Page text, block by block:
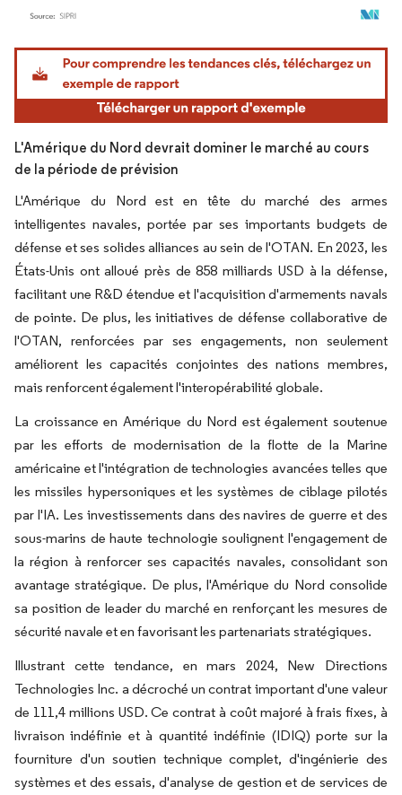
Image © Mordor Intelligence. La réutilisation nécessite une attribution sous CC BY
L'Amérique du Nord devrait dominer le marché au cours
de la période de prévision
L'Amérique du Nord est en tête du marché des armes
intelligentes navales, portée par ses importants budgets de
défense et ses solides alliances au sein de l'OTAN. En 2023, les
États-Unis ont alloué près de 858 milliards USD à la défense,
facilitant une R&D étendue et l'acquisition d'armements navals
de pointe. De plus, les initiatives de défense collaborative de
l'OTAN, renforcées par ses engagements, non seulement
améliorent les capacités conjointes des nations membres,
mais renforcent également l'interopérabilité globale.
La croissance en Amérique du Nord est également soutenue
par les efforts de modernisation de la flotte de la Marine
américaine et l'intégration de technologies avancées telles que
les missiles hypersoniques et les systèmes de ciblage pilotés
par l'IA. Les investissements dans des navires de guerre et des
sous-marins de haute technologie soulignent l'engagement de
la région à renforcer ses capacités navales, consolidant son
avantage stratégique. De plus, l'Amérique du Nord consolide
sa position de leader du marché en renforçant les mesures de
sécurité navale et en favorisant les partenariats stratégiques.
Illustrant cette tendance, en mars 2024, New Directions
Technologies Inc. a décroché un contrat important d'une valeur
de 111,4 millions USD. Ce contrat à coût majoré à frais fixes, à
livraison indéfinie et à quantité indéfinie (IDIQ) porte sur la
fourniture d'un soutien technique complet, d'ingénierie des
systèmes et des essais, d'analyse de gestion et de services de